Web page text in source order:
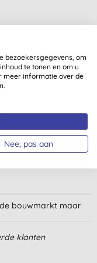
)
onze woning. Soms
Toch blijf ik
dan nadelen en
bouwmarkt maar
klanten
bezoekersgegevens, om
te tonen en om u
meer informatie over de
Nee, pas aan